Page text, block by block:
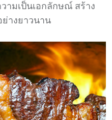
ามเป็นเอกลักษณ์ สร้าง
างยาวนาน